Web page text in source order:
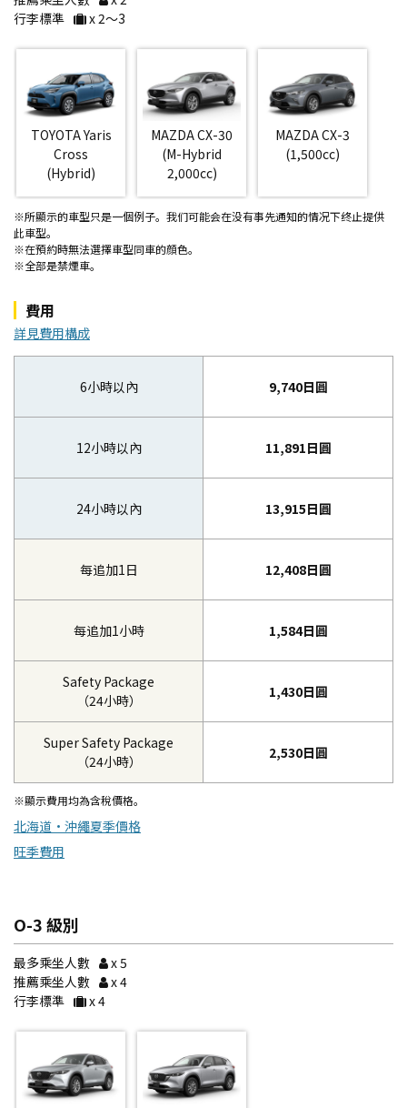
行李標準
x 2〜3
TOYOTA Yaris
Cross
(Hybrid)
MAZDA CX-30
(M-Hybrid
2,000cc)
MAZDA CX-3
(1,500cc)
※所顯示的車型只是一個例子。我们可能会在没有事先通知的情况下终止提供
此車型。
※在預約時無法選擇車型同車的顔色。
※全部是禁煙車。
費用
詳見費用構成
6小時以內
12小時以內
24小時以內
每追加1日
每追加1小時
Safety Package
（24小時）
Super Safety Package
（24小時）
9,740日圓
11,891日圓
13,915日圓
12,408日圓
1,584日圓
1,430日圓
2,530日圓
※顯示費用均為含稅價格。
北海道・沖繩夏季價格
旺季費用
O-3 級別
最多乘坐人數
x 5
推薦乘坐人數
x 4
行李標準
x 4